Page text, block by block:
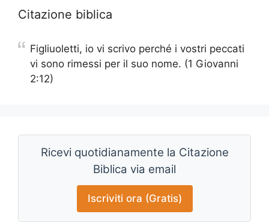
Citazione biblica
Figliuoletti, io vi scrivo perché i vostri peccati
vi sono rimessi per il suo nome. (1 Giovanni
2:12)
Ricevi quotidianamente la Citazione
Biblica via email
Iscriviti ora (Gratis)